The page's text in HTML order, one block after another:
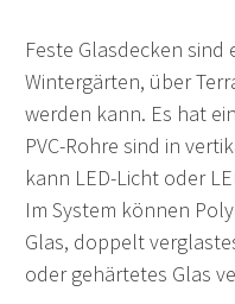
Feste Glasdecken sind
Wintergärten, über
werden kann. Es hat
PVC-Rohre sind in
kann LED-Licht oder
Im System können
Glas, doppelt
oder gehärtetes Glas